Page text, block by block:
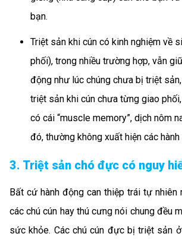
bạn.
Triệt sản khi cún có kinh nghiệm về
phối), trong nhiều trường hợp, vẫn
động như lúc chúng chưa bị triệt
triệt sản khi cún chưa từng giao
có cái “muscle memory”, dịch nôm
đó, thường không xuất hiện các
3. Triệt sản chó đực có nguy
Bất cứ hành động can thiệp trái tự nhiên
các chú cún hay thú cưng nói chung đều
sức khỏe. Các chú cún đực bị triệt sản